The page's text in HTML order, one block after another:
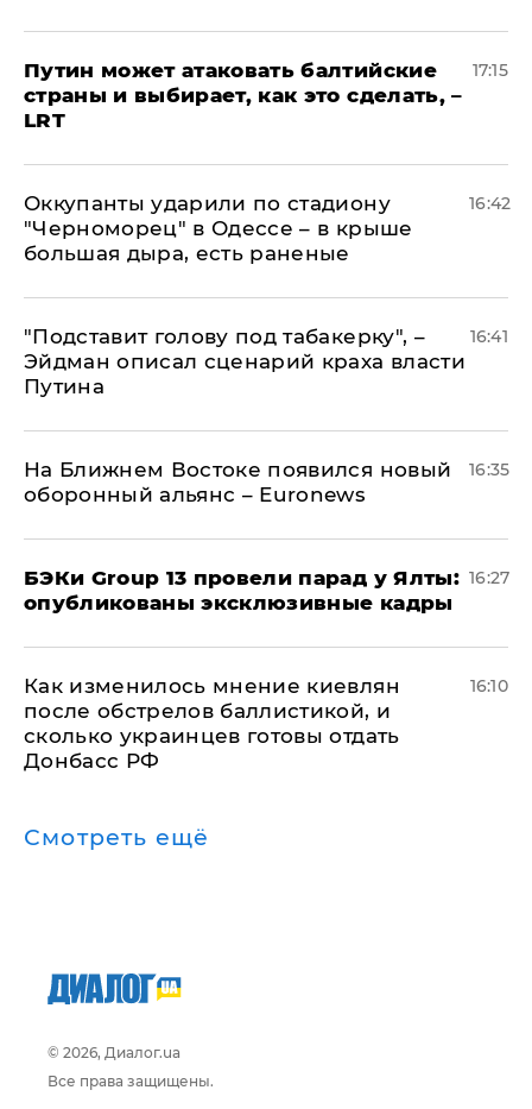
Путин может атаковать балтийские
страны и выбирает, как это сделать, –
LRT
17:15
Оккупанты ударили по стадиону
"Черноморец" в Одессе – в крыше
большая дыра, есть раненые
16:42
​"Подставит голову под табакерку", –
Эйдман описал сценарий краха власти
Путина
16:41
На Ближнем Востоке появился новый
оборонный альянс – Euronews
16:35
​БЭКи Group 13 провели парад у Ялты:
опубликованы эксклюзивные кадры
16:27
Как изменилось мнение киевлян
после обстрелов баллистикой, и
сколько украинцев готовы отдать
Донбасс РФ
16:10
Смотреть ещё
© 2026, Диалог.ua
Все права защищены.